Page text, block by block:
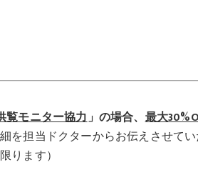
覧モニター協力」の場合、最大
を担当ドクターからお伝えさせて
ります）